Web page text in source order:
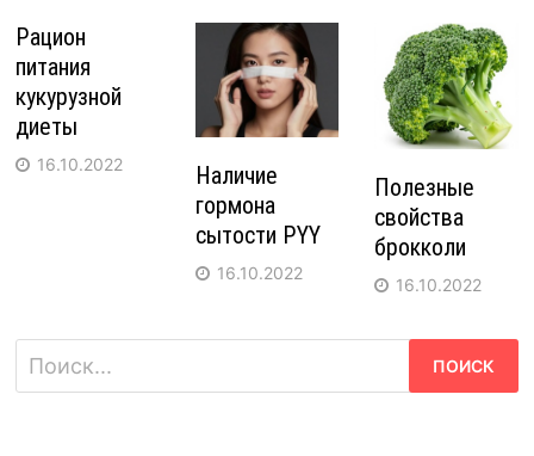
Рацион
питания
кукурузной
диеты
16.10.2022
Наличие
гормона
сытости PYY
16.10.2022
Полезные
свойства
брокколи
16.10.2022
Найти: